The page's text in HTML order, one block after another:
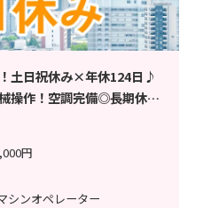
！土日祝休み×年休124日♪
操作！空調完備◎長期休暇
円
シンオペレーター